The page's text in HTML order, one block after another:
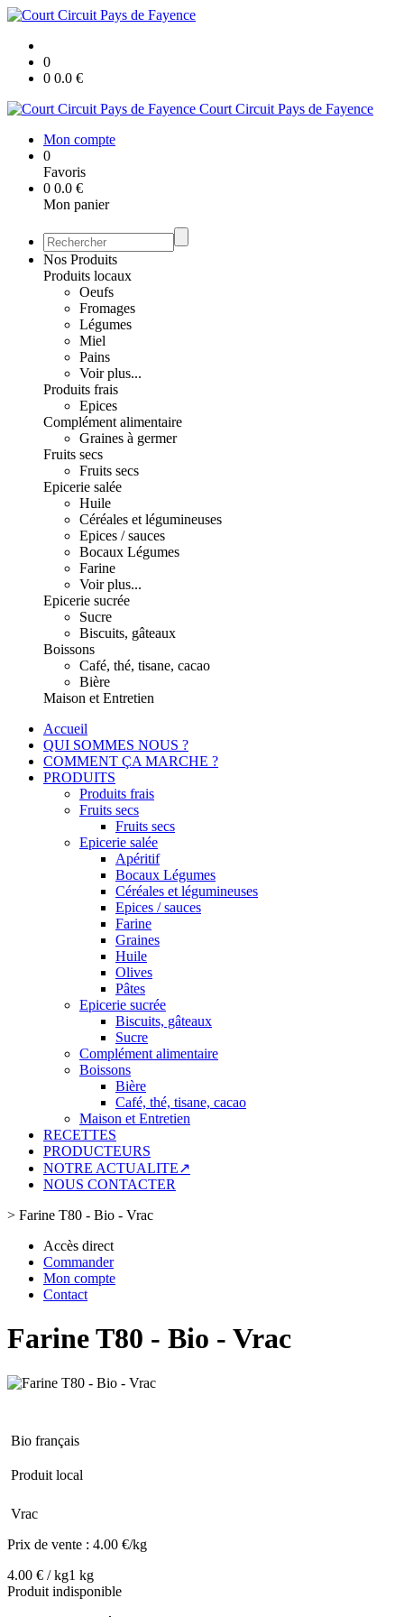
0
0 0.0 €
Court Circuit Pays de Fayence
Mon compte
0
Favoris
0 0.0 €
Mon panier
Nos Produits
Produits locaux
Oeufs
Fromages
Légumes
Miel
Pains
Voir plus...
Produits frais
Epices
Complément alimentaire
Graines à germer
Fruits secs
Fruits secs
Epicerie salée
Huile
Céréales et légumineuses
Epices / sauces
Bocaux Légumes
Farine
Voir plus...
Epicerie sucrée
Sucre
Biscuits, gâteaux
Boissons
Café, thé, tisane, cacao
Bière
Maison et Entretien
Accueil
QUI SOMMES NOUS ?
COMMENT ÇA MARCHE ?
PRODUITS
Produits frais
Fruits secs
Fruits secs
Epicerie salée
Apéritif
Bocaux Légumes
Céréales et légumineuses
Epices / sauces
Farine
Graines
Huile
Olives
Pâtes
Epicerie sucrée
Biscuits, gâteaux
Sucre
Complément alimentaire
Boissons
Bière
Café, thé, tisane, cacao
Maison et Entretien
RECETTES
PRODUCTEURS
NOTRE ACTUALITE↗
NOUS CONTACTER
> Farine T80 - Bio - Vrac
Accès direct
Commander
Mon compte
Contact
Farine T80 - Bio - Vrac
Bio français
Produit local
Vrac
Prix de vente : 4.00 €/kg
4.00 € / kg1 kg
Produit indisponible